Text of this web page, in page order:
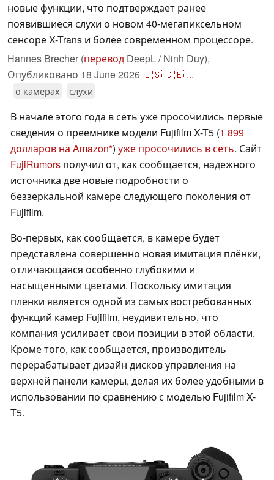
новые функции, что подтверждает ранее
появившиеся слухи о новом 40-мегапиксельном
сенсоре X-Trans и более современном процессоре.
Hannes Brecher (перевод DeepL / Ninh Duy),
Опубликовано 18 June 2026🇺🇸🇩🇪 ...
о камерах слухи
В начале этого года в сеть уже просочились первые
сведения о преемнике модели Fujifilm X-T5 (1 899
долларов на Amazon ) уже просочились в сеть. Сайт
FujiRumors получил от, как сообщается, надежного
источника две новые подробности о
беззеркальной камере следующего поколения от
Fujifilm.
Во-первых, как сообщается, в камере будет
представлена совершенно новая имитация плёнки,
отличающаяся особенно глубокими и
насыщенными цветами. Поскольку имитация
плёнки является одной из самых востребованных
функций камер Fujifilm, неудивительно, что
компания усиливает свои позиции в этой области.
Кроме того, как сообщается, производитель
перерабатывает дизайн дисков управления на
верхней панели камеры, делая их более удобными в
использовании по сравнению с моделью Fujifilm X-
T5.